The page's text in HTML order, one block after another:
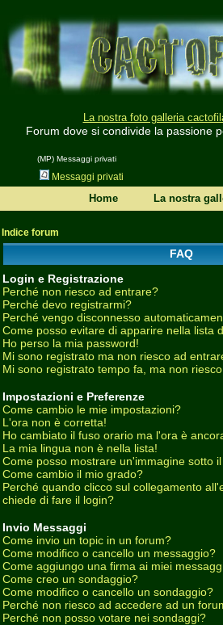
La nostra foto galleria
Forum dove si condivide la passione
(MP) Messaggi privati
Messaggi privati
Home La nostra
Indice forum
FAQ
Login e Registrazione
Perché non riesco ad entrare?
Perché devo registrarmi?
Perché vengo disconnesso
Come posso evitare di apparire nella lista
Ho perso la mia password!
Mi sono registrato ma non riesco ad
Mi sono registrato tempo fa, ma non
Impostazioni e Preferenze
Come cambio le mie impostazioni?
L'ora non è corretta!
Ho cambiato il fuso orario ma l'ora è
La mia lingua non è nella lista!
Come posso mostrare un'immagine sotto
Come cambio il mio grado?
Perché quando clicco sul collegamento
chiede di fare il login?
Invio Messaggi
Come invio un topic in un forum?
Come modifico o cancello un messaggio?
Come aggiungo una firma ai miei
Come creo un sondaggio?
Come modifico o cancello un sondaggio?
Perché non riesco ad accedere ad un
Perché non posso votare nei sondaggi?